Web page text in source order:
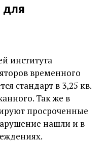
для
института
временного
стандарт в 3,25 кв.
Так же в
просроченные
нашли и в